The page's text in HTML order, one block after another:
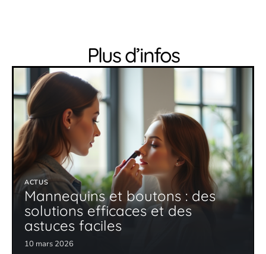
Plus d’infos
ACTUS
Mannequins et boutons : des
solutions efficaces et des
astuces faciles
10 mars 2026